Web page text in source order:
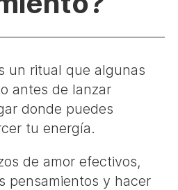
un ritual que algunas
antes de lanzar
donde puedes
tu energía.
de amor efectivos,
pensamientos y hacer